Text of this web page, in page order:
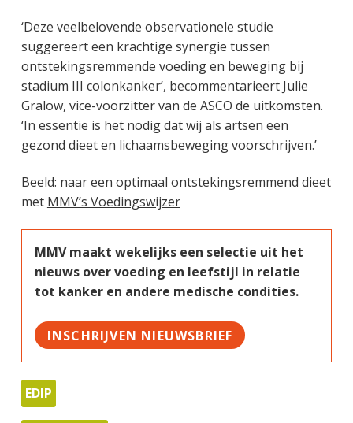
‘Deze veelbelovende observationele studie
suggereert een krachtige synergie tussen
ontstekingsremmende voeding en beweging bij
stadium III colonkanker’, becommentarieert Julie
Gralow, vice-voorzitter van de ASCO de uitkomsten.
‘In essentie is het nodig dat wij als artsen een
gezond dieet en lichaamsbeweging voorschrijven.’
Beeld: naar een optimaal ontstekingsremmend dieet
met MMV’s Voedingswijzer
MMV maakt wekelijks een selectie uit het
nieuws over voeding en leefstijl in relatie
tot kanker en andere medische condities.
INSCHRIJVEN NIEUWSBRIEF
EDIP